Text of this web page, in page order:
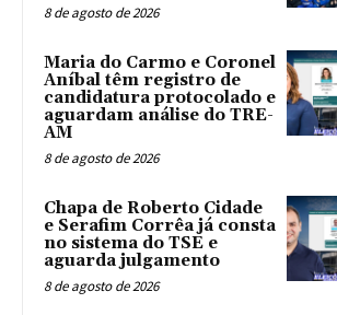
8 de agosto de 2026
Maria do Carmo e Coronel
Aníbal têm registro de
candidatura protocolado e
aguardam análise do TRE-
AM
8 de agosto de 2026
Chapa de Roberto Cidade
e Serafim Corrêa já consta
no sistema do TSE e
aguarda julgamento
8 de agosto de 2026